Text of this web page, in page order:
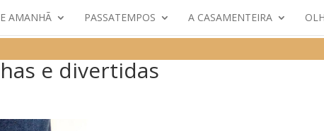
AMANHÃ PASSATEMPOS A CASAMENTEIRA
e divertidas